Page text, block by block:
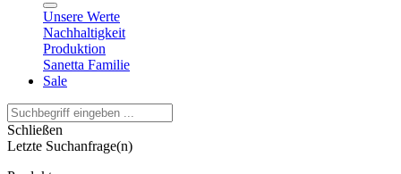
Unsere Werte
Nachhaltigkeit
Produktion
Sanetta Familie
Sale
Schließen
Letzte Suchanfrage(n)